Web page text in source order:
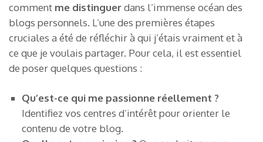
comment me distinguerdans l’immense océan des
blogs personnels. L’une des premières étapes
cruciales a été de réfléchir à qui j’étais vraiment et à
ce que je voulais partager. Pour cela, il est essentiel
de poser quelques questions :
Qu’est-ce qui me passionne réellement ?
Identifiez vos centres d’intérêt pour orienter le
contenu de votre blog.